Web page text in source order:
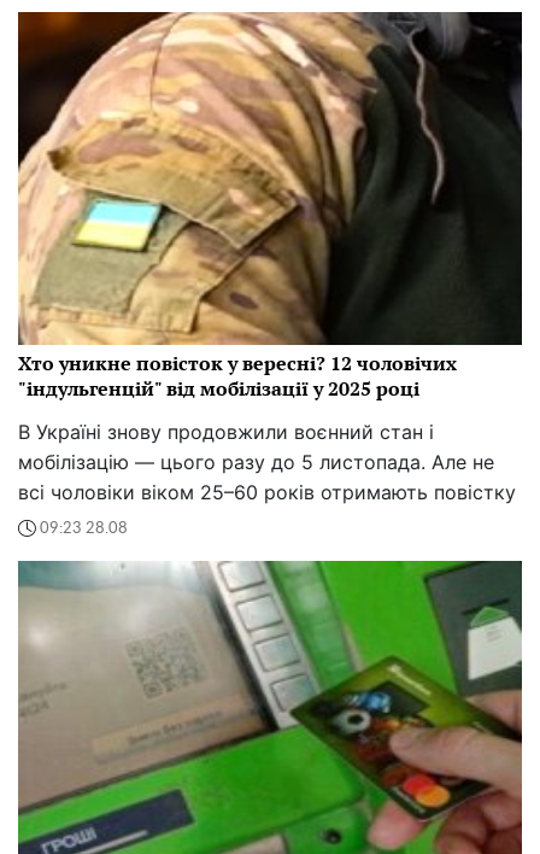
Хто уникне повісток у вересні? 12 чоловічих
"індульгенцій" від мобілізації у 2025 році
В Україні знову продовжили воєнний стан і
мобілізацію — цього разу до 5 листопада. Але не
всі чоловіки віком 25–60 років отримають повістку
09:23 28.08